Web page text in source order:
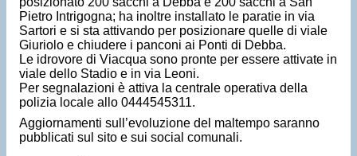
Pietro Intrigogna; ha inoltre installato le paratie in via
Sartori e si sta attivando per posizionare quelle di viale
Giuriolo e chiudere i panconi ai Ponti di Debba.
Le idrovore di Viacqua sono pronte per essere attivate in
viale dello Stadio e in via Leoni.
Per segnalazioni è attiva la centrale operativa della
polizia locale allo 0444545311.
Aggiornamenti sull’evoluzione del maltempo saranno
pubblicati sul sito e sui social comunali.